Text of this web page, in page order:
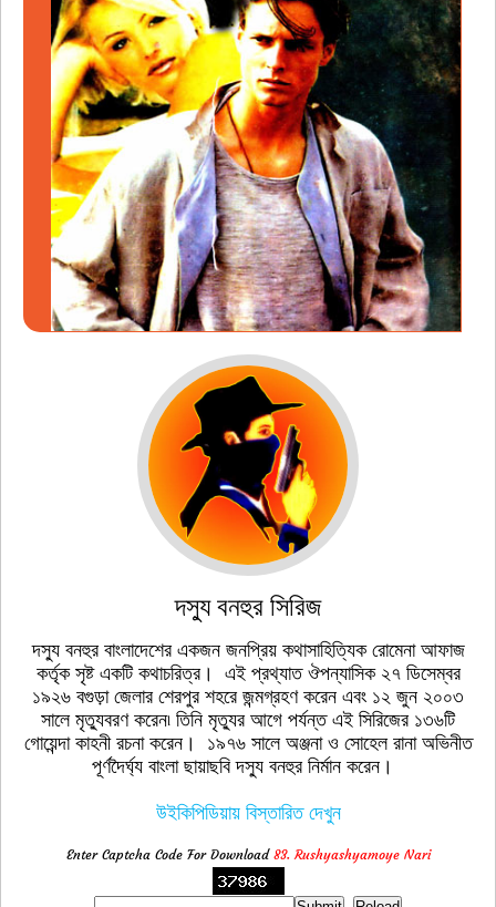
দস্যু বনহুর সিরিজ
দস্যু বনহুর বাংলাদেশের একজন জনপ্রিয় কথাসাহিত্যিক রোমেনা আফাজ
কর্তৃক সৃষ্ট একটি কথাচরিত্র। এই প্রথ্যাত ঔপন্যাসিক ২৭ ডিসেম্বর
১৯২৬ বগুড়া জেলার শেরপুর শহরে জন্মগ্রহণ করেন এবং ১২ জুন ২০০৩
সালে মৃত্যুবরণ করেন৷ তিনি মৃত্যুর আগে পর্যন্ত এই সিরিজের ১৩৬টি
গোয়েন্দা কাহনী রচনা করেন। ১৯৭৬ সালে অঞ্জনা ও সোহেল রানা অভিনীত
পূর্ণদৈর্ঘ্য বাংলা ছায়াছবি দস্যু বনহুর নির্মান করেন।
উইকিপিডিয়ায় বিস্তারিত দেখুন
Enter Captcha Code For Download 83. Rushyashyamoye Nari